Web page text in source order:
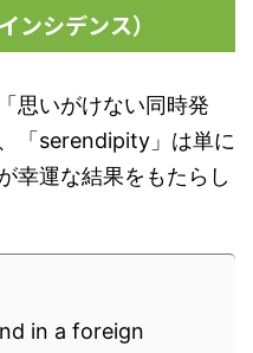
ンシデンス）
思いがけない同時発
「serendipity」は単に
幸運な結果をもたらし
in a foreign